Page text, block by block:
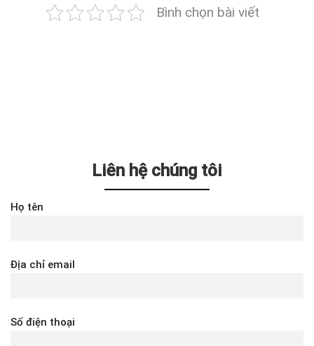
Bình chọn bài viết
Liên hệ chúng tôi
Họ tên
Địa chỉ email
Số điện thoại